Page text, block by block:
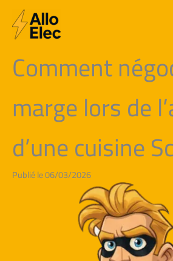
contenu
Comment
marge lors de
d’une cuisine
Publié le 06/03/2026